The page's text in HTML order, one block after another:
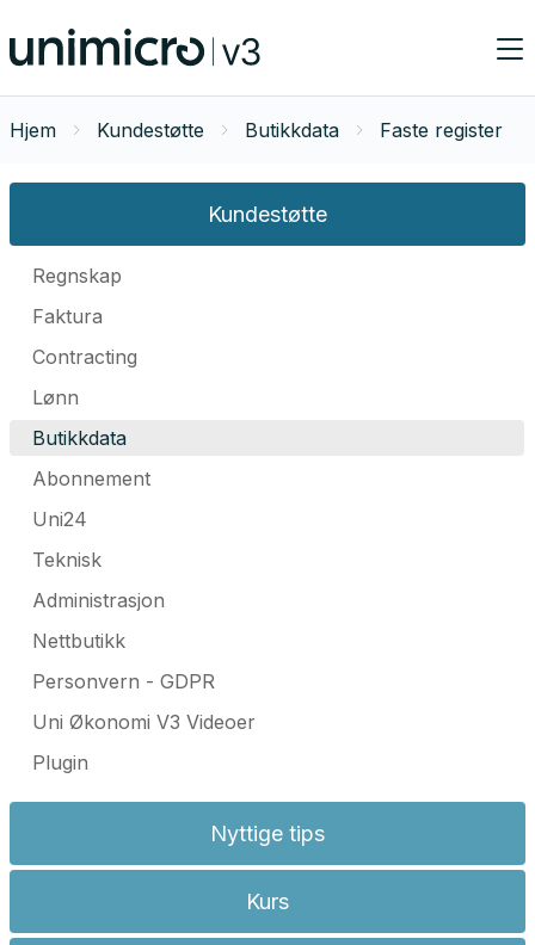
Hjem Kundestøtte Butikkdata Faste register
Kundestøtte
Regnskap
Faktura
Contracting
Lønn
Butikkdata
Abonnement
Uni24
Teknisk
Administrasjon
Nettbutikk
Personvern - GDPR
Uni Økonomi V3 Videoer
Plugin
Nyttige tips
Kurs